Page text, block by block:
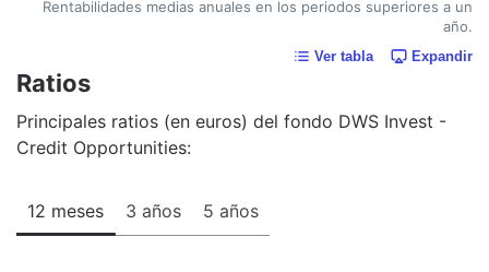
Rentabilidades medias anuales en los periodos superiores a un
año.
Ver tabla Expandir
Ratios
Principales ratios (en euros) del fondo DWS Invest -
Credit Opportunities:
12 meses 3 años 5 años